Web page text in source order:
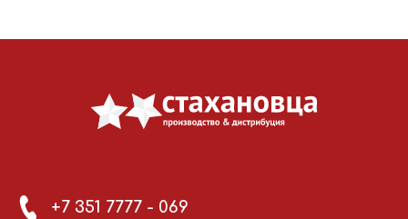
+7 351 7777 - 069